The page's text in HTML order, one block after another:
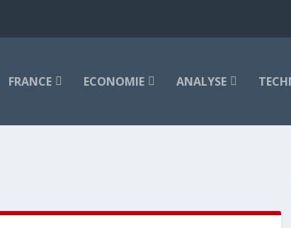
FRANCE ECONOMIE ANALYSE